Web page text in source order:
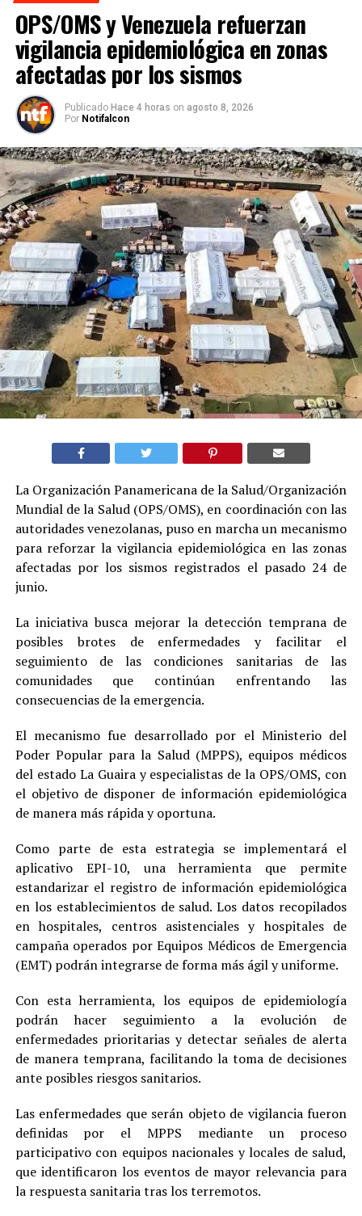
OPS/OMS y Venezuela refuerzan
vigilancia epidemiológica en zonas
afectadas por los sismos
Publicado Hace 4 horas on agosto 8, 2026
Por Notifalcon
La Organización Panamericana de la Salud/Organización
Mundial de la Salud (OPS/OMS), en coordinación con las
autoridades venezolanas, puso en marcha un mecanismo
para reforzar la vigilancia epidemiológica en las zonas
afectadas por los sismos registrados el pasado 24 de
junio.
La iniciativa busca mejorar la detección temprana de
posibles brotes de enfermedades y facilitar el
seguimiento de las condiciones sanitarias de las
comunidades que continúan enfrentando las
consecuencias de la emergencia.
El mecanismo fue desarrollado por el Ministerio del
Poder Popular para la Salud (MPPS), equipos médicos
del estado La Guaira y especialistas de la OPS/OMS, con
el objetivo de disponer de información epidemiológica
de manera más rápida y oportuna.
Como parte de esta estrategia se implementará el
aplicativo EPI-10, una herramienta que permite
estandarizar el registro de información epidemiológica
en los establecimientos de salud. Los datos recopilados
en hospitales, centros asistenciales y hospitales de
campaña operados por Equipos Médicos de Emergencia
(EMT) podrán integrarse de forma más ágil y uniforme.
Con esta herramienta, los equipos de epidemiología
podrán hacer seguimiento a la evolución de
enfermedades prioritarias y detectar señales de alerta
de manera temprana, facilitando la toma de decisiones
ante posibles riesgos sanitarios.
Las enfermedades que serán objeto de vigilancia fueron
definidas por el MPPS mediante un proceso
participativo con equipos nacionales y locales de salud,
que identificaron los eventos de mayor relevancia para
la respuesta sanitaria tras los terremotos.